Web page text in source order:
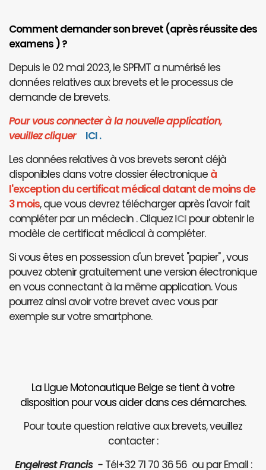
Comment demander son brevet (après réussite des
examens ) ?
Depuis le 02 mai 2023, le SPFMT a numérisé les
données relatives aux brevets et le processus de
demande de brevets.
Pour vous connecter à la nouvelle application,
veuillez cliquer ICI.
Les données relatives à vos brevets seront déjà
disponibles dans votre dossier électronique à
l'exception du certificat médical datant de moins de
3 mois, que vous devrez télécharger après l'avoir fait
compléter par un médecin . CliquezICI pour obtenir le
modèle de certificat médical à compléter.
Si vous êtes en possession d'un brevet "papier" , vous
pouvez obtenir gratuitement une version électronique
en vous connectant à la même application. Vous
pourrez ainsi avoir votre brevet avec vous par
exemple sur votre smartphone.
La Ligue Motonautique Belge se tient à votre
disposition pour vous aider dans ces démarches.
Pour toute question relative aux brevets, veuillez
contacter :
Engelrest Francis -Tél+32 71 70 36 56 ou par Email :